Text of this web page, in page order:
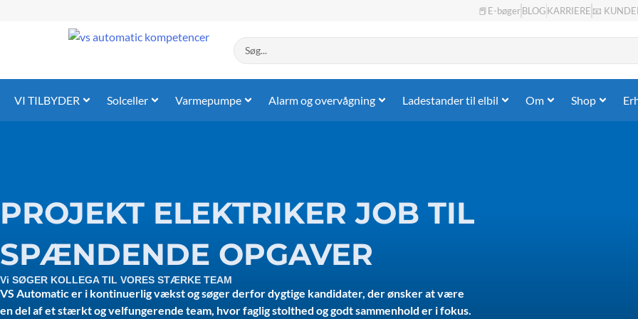
📕E-bøgerBLOGKARRIERE 📧
Search
...
VI TILBYDER Solceller Varmepumpe Alarm og overvågning Ladestander til elbil Om Shop
PROJEKT ELEKTRIKER JOB TIL
SPÆNDENDE OPGAVER
Vi SØGER KOLLEGA TIL VORES STÆRKE TEAM
VS Automatic er i kontinuerlig vækst og søger derfor dygtige kandidater, der ønsker at være
en del af et stærkt og velfungerende team, hvor faglig stolthed og godt sammenhold er i fokus.